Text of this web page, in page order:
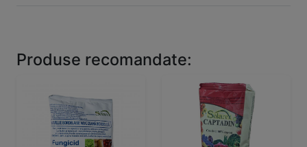
Produse recomandate: